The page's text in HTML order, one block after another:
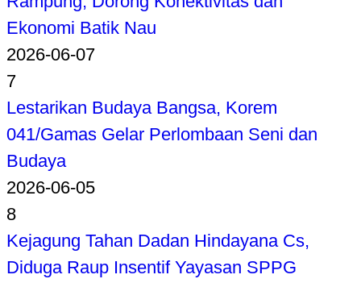
Ekonomi Batik Nau
2026-06-07
7
Lestarikan Budaya Bangsa, Korem
041/Gamas Gelar Perlombaan Seni dan
Budaya
2026-06-05
8
Kejagung Tahan Dadan Hindayana Cs,
Diduga Raup Insentif Yayasan SPPG